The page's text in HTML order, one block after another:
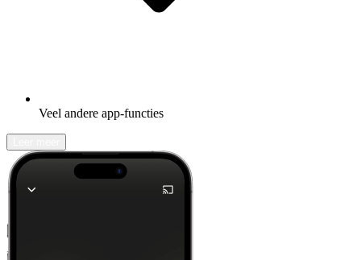
Veel andere app-functies